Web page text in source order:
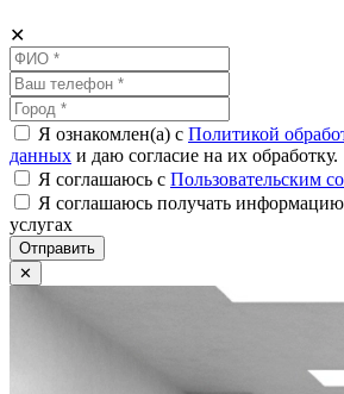
✕
Я ознакомлен(а) с Политикой
данных и даю согласие на их обработку.
Я соглашаюсь c Пользовательским
Я соглашаюсь получать
услугах
Отправить
✕